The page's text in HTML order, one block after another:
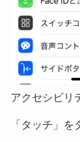
アクセシビリ
「タッチ」を